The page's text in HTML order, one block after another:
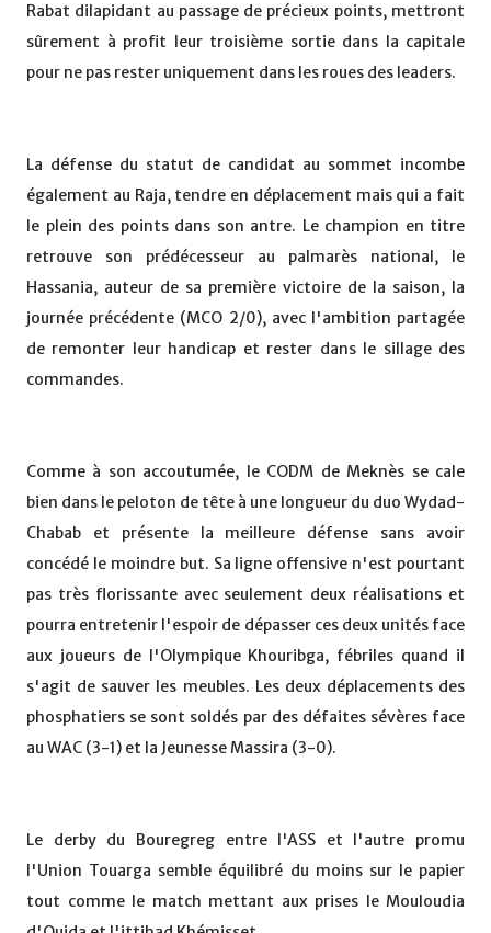
Rabat dilapidant au passage de précieux points, mettront
sûrement à profit leur troisième sortie dans la capitale
pour ne pas rester uniquement dans les roues des leaders.
La défense du statut de candidat au sommet incombe
également au Raja, tendre en déplacement mais qui a fait
le plein des points dans son antre. Le champion en titre
retrouve son prédécesseur au palmarès national, le
Hassania, auteur de sa première victoire de la saison, la
journée précédente (MCO 2/0), avec l'ambition partagée
de remonter leur handicap et rester dans le sillage des
commandes.
Comme à son accoutumée, le CODM de Meknès se cale
bien dans le peloton de tête à une longueur du duo Wydad-
Chabab et présente la meilleure défense sans avoir
concédé le moindre but. Sa ligne offensive n'est pourtant
pas très florissante avec seulement deux réalisations et
pourra entretenir l'espoir de dépasser ces deux unités face
aux joueurs de l'Olympique Khouribga, fébriles quand il
s'agit de sauver les meubles. Les deux déplacements des
phosphatiers se sont soldés par des défaites sévères face
au WAC (3-1) et la Jeunesse Massira (3-0).
Le derby du Bouregreg entre l'ASS et l'autre promu
l'Union Touarga semble équilibré du moins sur le papier
tout comme le match mettant aux prises le Mouloudia